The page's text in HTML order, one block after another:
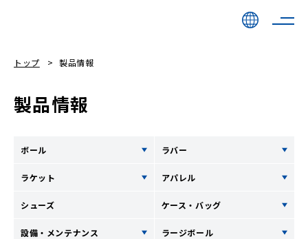
トップ 製品情報
製品情報
ボール ラバー
ラケット アパレル
シューズ ケース・バッグ
設備・メンテナンス ラージボール